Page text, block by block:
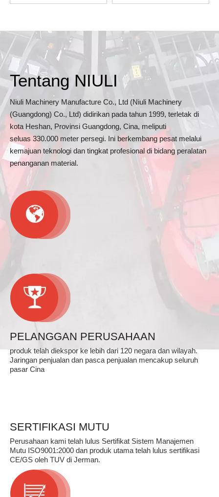
Bergerak Hidraulik
Tentang NIULI
Niuli Machinery Manufacture Co., Ltd (Niuli Machinery
(Guangdong) Co., Ltd) didirikan pada tahun 1999, terletak di
kota Heshan, Provinsi Guangdong, Cina, meliputi
seluas 330.000 meter persegi. Ini berkembang pesat melalui
kemajuan teknologi dan tingkat profesional di bidang peralatan
penanganan material.
PELANGGAN PERUSAHAAN
produk telah diekspor ke lebih dari 120 negara dan wilayah.
Jaringan penjualan dan pasca penjualan mencakup seluruh
pasar Cina
SERTIFIKASI MUTU
Perusahaan kami telah lulus Sertifikat Sistem Manajemen
Mutu ISO9001:2000 dan produk utama telah lulus sertifikasi
CE/GS oleh TUV di Jerman.